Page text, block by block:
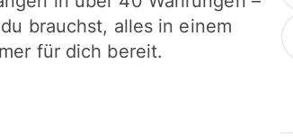
brauchst, alles in einem
für dich bereit.